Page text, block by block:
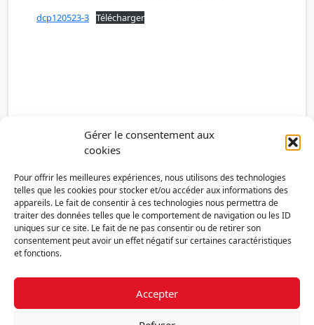
Gérer le consentement aux
cookies
Pour offrir les meilleures expériences, nous utilisons des technologies
telles que les cookies pour stocker et/ou accéder aux informations des
appareils. Le fait de consentir à ces technologies nous permettra de
traiter des données telles que le comportement de navigation ou les ID
uniques sur ce site. Le fait de ne pas consentir ou de retirer son
consentement peut avoir un effet négatif sur certaines caractéristiques
et fonctions.
Accepter
dcp120523-3 Télécharger
Politique de confidentialité
RGPD